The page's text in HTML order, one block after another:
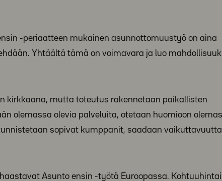
-periaatteen mukainen asunnottomuustyö on aina
Yhtäältä tämä on voimavara ja luo
kirkkaana, mutta toteutus rakennetaan paikallisten
olemassa olevia palveluita, otetaan huomioon
sopivat kumppanit, saadaan
Asunto ensin -työtä Euroopassa.